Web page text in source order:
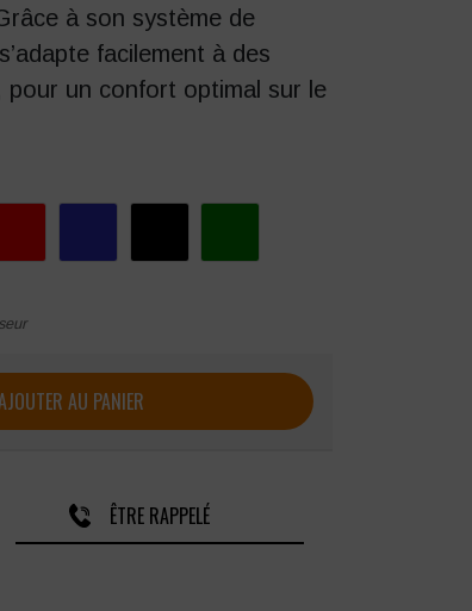
à son système de
facilement à des
un confort optimal sur le
Plus Diamond V ajustable
AU PANIER
ÊTRE RAPPELÉ